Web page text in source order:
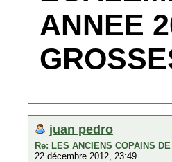
ANNEE
juan pedro
Re: LES ANCIENS COPAINS
22 décembre 2012, 23:49